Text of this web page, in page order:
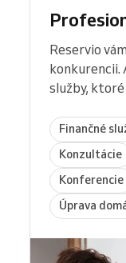
Reservio
konkurencii.
služby,
Finančné
Konzultácie
Konferencie
Úprava